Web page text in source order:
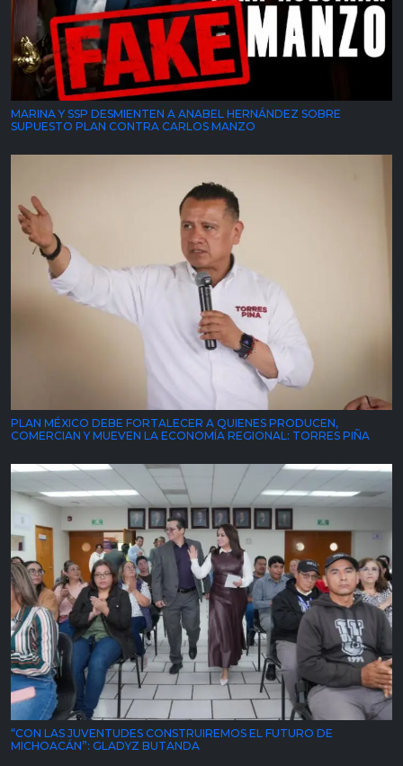
MARINA Y SSP DESMIENTEN A ANABEL HERNÁNDEZ SOBRE
SUPUESTO PLAN CONTRA CARLOS MANZO
PLAN MÉXICO DEBE FORTALECER A QUIENES PRODUCEN,
COMERCIAN Y MUEVEN LA ECONOMÍA REGIONAL: TORRES PIÑA
“CON LAS JUVENTUDES CONSTRUIREMOS EL FUTURO DE
MICHOACÁN”: GLADYZ BUTANDA